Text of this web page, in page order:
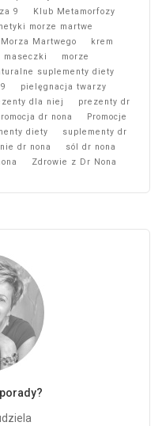
9
Klub Metamorfozy
morze martwe
Martwego
krem
maseczki
morze
suplementy diety
pielęgnacja twarzy
dla niej
prezenty dr
dr nona
Promocje
diety
suplementy dr
dr nona
sól dr nona
Zdrowie z Dr Nona